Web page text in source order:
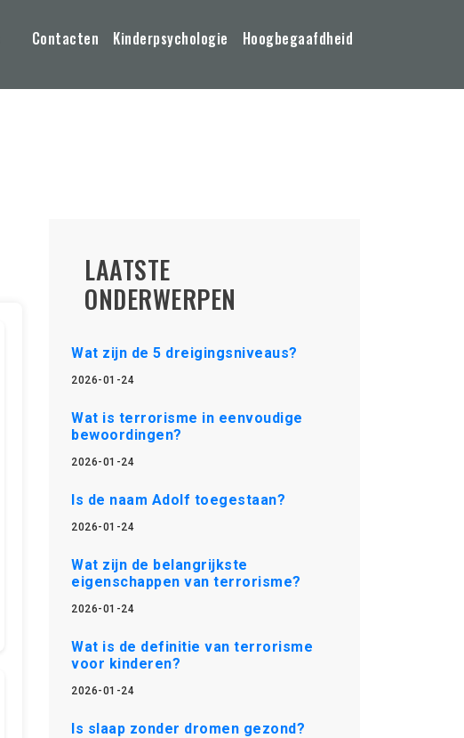
Contacten Kinderpsychologie Hoogbegaafdheid
LAATSTE
ONDERWERPEN
Wat zijn de 5 dreigingsniveaus?
2026-01-24
Wat is terrorisme in eenvoudige
bewoordingen?
2026-01-24
Is de naam Adolf toegestaan?
2026-01-24
Wat zijn de belangrijkste
eigenschappen van terrorisme?
2026-01-24
Wat is de definitie van terrorisme
voor kinderen?
2026-01-24
Is slaap zonder dromen gezond?